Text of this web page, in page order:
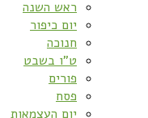
ראש השנה
יום כיפור
חנוכה
ט”ו בשבט
פורים
פסח
יום העצמאות